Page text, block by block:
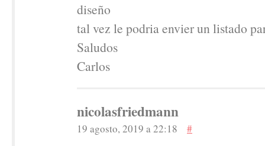
diseño
tal vez le podria envier un listado
Saludos
Carlos
nicolasfriedmann
19 agosto, 2019 a 22:18 #